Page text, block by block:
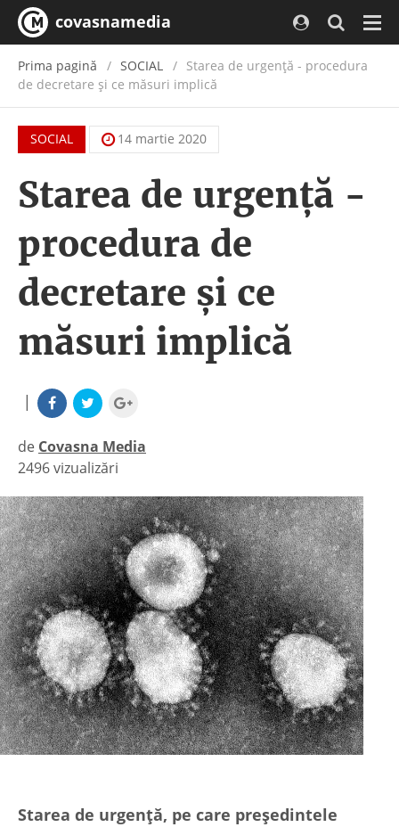
covasnamedia
Prima pagină SOCIAL
Starea de urgenţă - procedura
de decretare şi ce măsuri implică
SOCIAL 14 martie 2020
Starea de urgenţă -
procedura de
decretare şi ce
măsuri implică
|
de Covasna Media
|
2496 vizualizări
Starea de urgenţă, pe care preşedintele